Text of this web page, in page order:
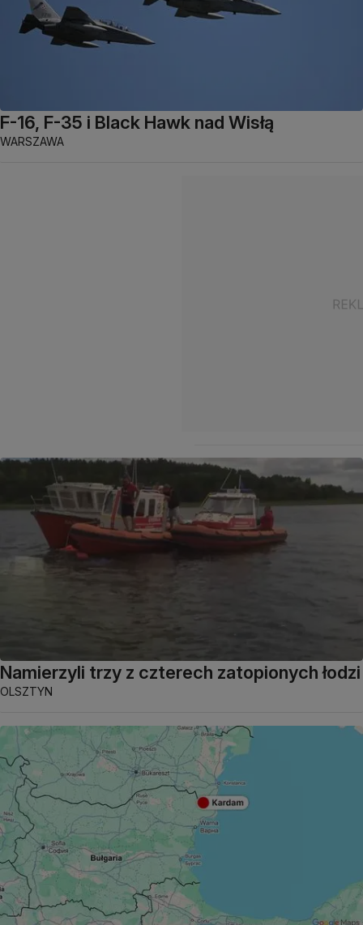
F-16, F-35 i Black Hawk nad Wisłą
WARSZAWA
Namierzyli trzy z czterech zatopionych łodzi
OLSZTYN